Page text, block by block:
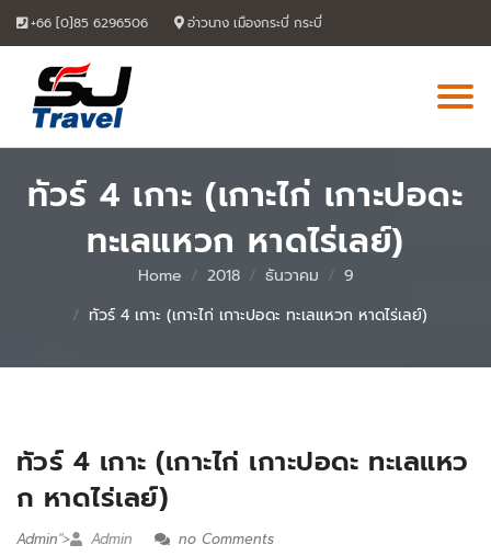
+66 [0]85 6296506 อ่าวนาง เมืองกระบี่ กระบี่
ทัวร์ 4 เกาะ (เกาะไก่ เกาะปอดะ
ทะเลแหวก หาดไร่เลย์)
Home 2018 ธันวาคม
9
ทัวร์ 4 เกาะ (เกาะไก่ เกาะปอดะ ทะเลแหวก หาดไร่เลย์)
ทัวร์ 4 เกาะ (เกาะไก่ เกาะปอดะ ทะเลแหว
ก หาดไร่เลย์)
Admin"> Admin no Comments